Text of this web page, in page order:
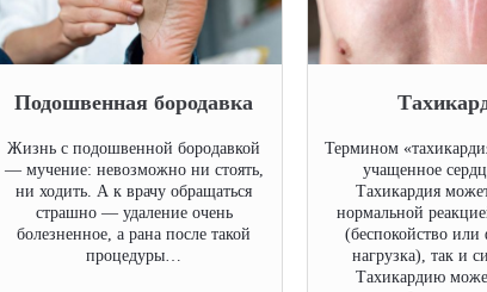
Подошвенная бородавка
Жизнь с подошвенной бородавкой
— мучение: невозможно ни стоять,
ни ходить. А к врачу обращаться
страшно — удаление очень
болезненное, а рана после такой
процедуры…
Термином
учащенное
Тахикардия
нормальной
(беспокойство или
нагрузка), так и
Тахикардию